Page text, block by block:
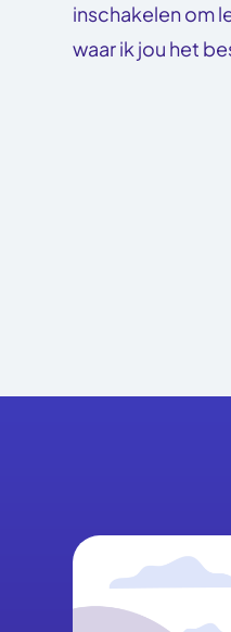
inschakelen om
waar ik jou het